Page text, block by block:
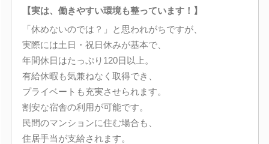
【実は、働きやすい環境も整っています！】
「休めないのでは？」と思われがちですが、
実際には土日・祝日休みが基本で、
年間休日はたっぷり120日以上。
有給休暇も気兼ねなく取得でき、
プライベートも充実させられます。
割安な宿舎の利用が可能です。
民間のマンションに住む場合も、
住居手当が支給されます。